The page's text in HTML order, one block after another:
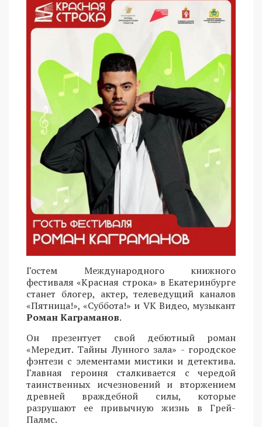
Гостем Международного книжного
фестиваля «Красная строка» в Екатеринбурге
станет блогер, актер, телеведущий каналов
«Пятница!», «Суббота!» и VK Видео, музыкант
Роман Каграманов.
Он презентует свой дебютный роман
«Мередит. Тайны Лунного зала» - городское
фэнтези с элементами мистики и детектива.
Главная героиня сталкивается с чередой
таинственных исчезновений и вторжением
древней враждебной силы, которые
разрушают ее привычную жизнь в Грей-
Палмс.